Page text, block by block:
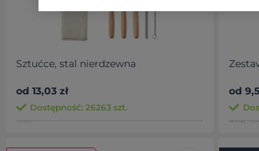
Sztućce, stal nierdzewna
od 13,03 zł
Dostępność: 26263 szt.
od